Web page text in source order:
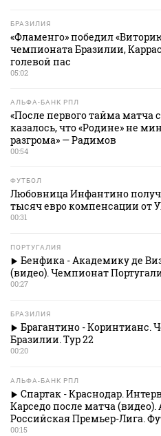
БРАЗИЛИЯ
«Фламенго» победил
чемпионата Бразилии,
голевой пас
05:02
АЛЬФА-БАНК РПЛ
«После первого тайма матча
казалось, что «Родине» не
разгрома» — Радимов
00:54
ФУТБОЛ
Любовница Инфантино
тысяч евро компенсации от
00:31
ПОРТУГАЛИЯ
Бенфика - Академику де
(видео). Чемпионат
00:27
БРАЗИЛИЯ
Брагантино - Коринтианс.
Бразилии. Тур 22
00:20
АЛЬФА-БАНК РПЛ
Спартак - Краснодар.
Карседо после матча
Российская Премьер-Лига.
00:15